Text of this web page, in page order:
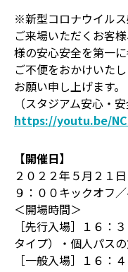
※新型コロナウイル
ご来場いただくお客
様の安心安全を第一に
ご不便をおかけいた
お願い申し上げます。
（スタジアム安心・
https://youtu.be/
【開催日】
２０２２年５月２１
９：００キックオフ
＜開場時間＞
［先行入場］１６
タイプ）・個人パス
［一般入場］１６：